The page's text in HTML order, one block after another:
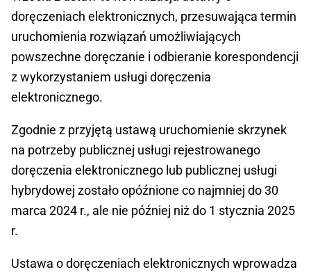
doręczeniach elektronicznych, przesuwająca termin
uruchomienia rozwiązań umożliwiających
powszechne doręczanie i odbieranie korespondencji
z wykorzystaniem usługi doręczenia
elektronicznego.
Zgodnie z przyjętą ustawą uruchomienie skrzynek
na potrzeby publicznej usługi rejestrowanego
doręczenia elektronicznego lub publicznej usługi
hybrydowej zostało opóźnione co najmniej do 30
marca 2024 r., ale nie później niż do 1 stycznia 2025
r.
Ustawa o doręczeniach elektronicznych wprowadza